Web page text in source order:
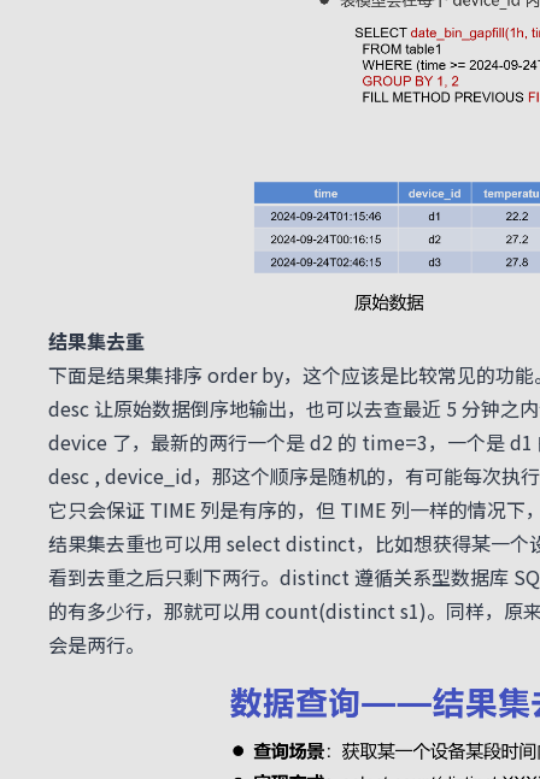
结果集去重
下面是结果集排序 order by，这个应该是比较常见的功
desc 让原始数据倒序地输出，也可以去查最近 5 分钟
device 了，最新的两行一个是 d2 的 time=3，一个是
desc , device_id，那这个顺序是随机的，有可能每次执
它只会保证 TIME 列是有序的，但 TIME 列一样的情况下
结果集去重也可以用 select distinct，比如想获得某一
看到去重之后只剩下两行。distinct 遵循关系型数据库
的有多少行，那就可以用 count(distinct s1)。同样，原
会是两行。